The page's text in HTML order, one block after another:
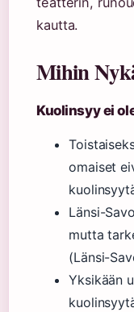
kautta.
Mihin
Kuolinsyy ei
omaiset
Länsi-
mutta
(Länsi-
Yksikään